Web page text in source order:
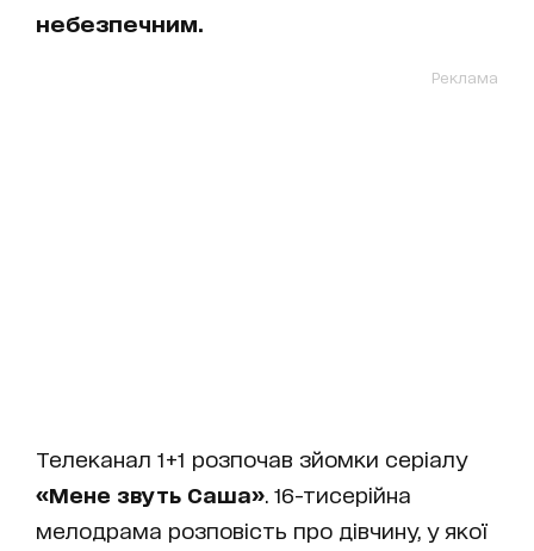
небезпечним.
Реклама
Телеканал 1+1 розпочав зйомки серіалу
«Мене звуть Саша» . 16-тисерійна
мелодрама розповість про дівчину, у якої